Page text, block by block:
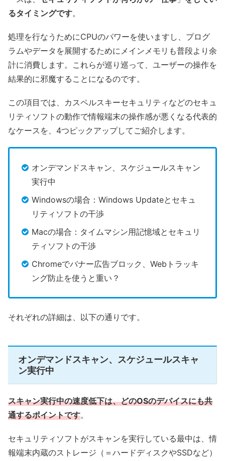
るタイミングです。
処理を行なうためにCPUのパワーを使いますし、プログ
ラムやデータを展開するためにメインメモリも普段より余
計に消費します。これらが巡り巡って、ユーザーの操作を
結果的に邪魔することになるのです。
この項目では、カスペルスキーセキュリティなどのセキュ
リティソフトの動作で情報端末の操作感が悪くなる代表的
なケースを、4つピックアップしてご紹介します。
オンデマンドスキャン、スケジュールスキャン
実行中
Windowsの場合：Windows Updateとセキュ
リティソフトの干渉
Macの場合：タイムマシン用記憶域とセキュリ
ティソフトの干渉
Chromeでバナー広告ブロック、Webトラッキ
ング防止を使うと重い？
それぞれの詳細は、以下の通りです。
オンデマンドスキャン、スケジュールスキャ
ン実行中
スキャン実行中の速度低下は、どのOSのデバイスにも共
通するポイントです。
セキュリティソフトがスキャンを実行している最中は、情
報端末内蔵のストレージ（＝ハードディスクやSSDなど）